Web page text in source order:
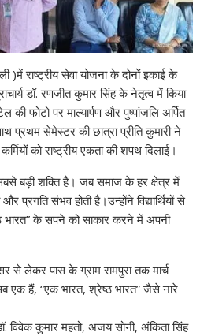
राष्ट्रीय सेवा योजना के दोनों इकाई के
डॉ. रणजीत कुमार सिंह के नेतृत्व में किया
फोटो पर माल्यार्पण और पुष्पांजलि अर्पित
प्रथम सेमेस्टर की छात्रा प्रीति कुमारी ने
कर्मियों को राष्ट्रीय एकता की शपथ दिलाई।
बड़ी शक्ति है। जब समाज के हर क्षेत्र में
प्रगति संभव होती है।उन्होंने विद्यार्थियों से
भारत” के सपने को साकार करने में अपनी
से लेकर पास के ग्राम रामपुरा तक मार्च
एक हैं, “एक भारत, श्रेष्ठ भारत” जैसे नारे
विवेक कुमार महतो, अजय सोनी, अंकिता सिंह